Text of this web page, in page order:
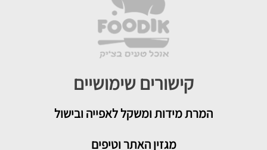
קישורים שימושיים
המרת מידות ומשקל לאפייה ובישול
מגזין האתר וטיפים